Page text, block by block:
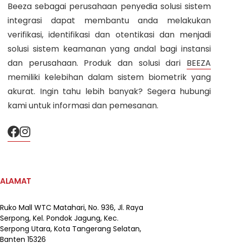
Beeza sebagai perusahaan penyedia solusi sistem
integrasi dapat membantu anda melakukan
verifikasi, identifikasi dan otentikasi dan menjadi
solusi sistem keamanan yang andal bagi instansi
dan perusahaan. Produk dan solusi dari BEEZA
memiliki kelebihan dalam sistem biometrik yang
akurat. Ingin tahu lebih banyak? Segera hubungi
kami untuk informasi dan pemesanan.
ALAMAT
Ruko Mall WTC Matahari, No. 936, Jl. Raya
Serpong, Kel. Pondok Jagung, Kec.
Serpong Utara, Kota Tangerang Selatan,
Banten 15326